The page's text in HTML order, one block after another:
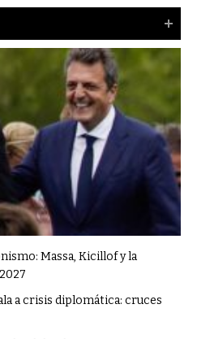
Massa, Kicillof y la
a crisis diplomática: cruces